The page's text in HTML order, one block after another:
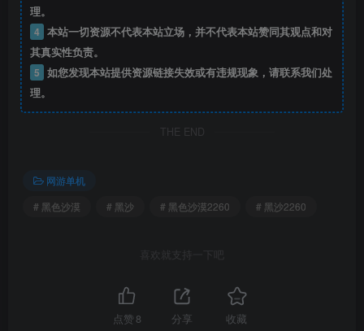
理。
4 本站一切资源不代表本站立场，并不代表本站赞同其观点和对
其真实性负责。
5 如您发现本站提供资源链接失效或有违规现象，请联系我们处
理。
THE END
网游单机
# 黑色沙漠
# 黑沙 # 黑色沙漠2260 # 黑沙2260
喜欢就支持一下吧
点赞 8 分享 收藏